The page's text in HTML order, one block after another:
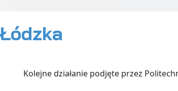
Kolejne działanie podjęte przez